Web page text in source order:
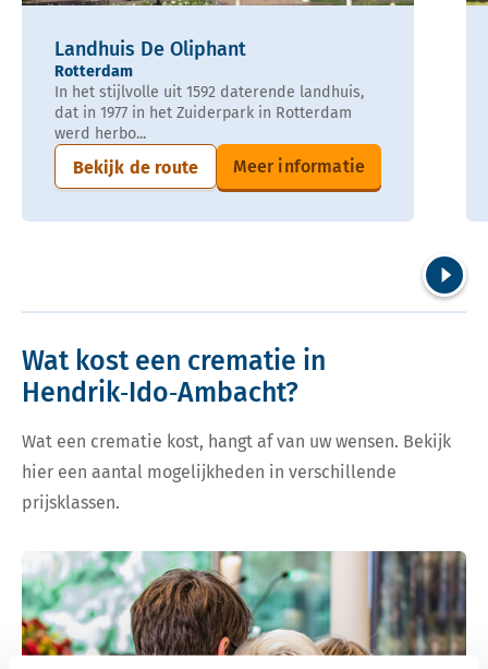
Landhuis De Oliphant
Rotterdam
In het stijlvolle uit 1592 daterende landhuis,
dat in 1977 in het Zuiderpark in Rotterdam
werd herbo...
Bekijk de route Meer informatie
Wat kost een crematie in
Hendrik‑Ido‑Ambacht?
Wat een crematie kost, hangt af van uw wensen. Bekijk
hier een aantal mogelijkheden in verschillende
prijsklassen.
Bekijk tarieven voor crematie